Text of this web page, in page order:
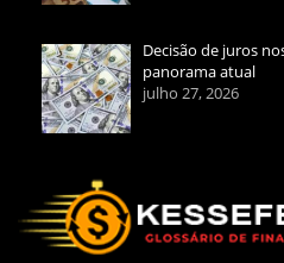
Decisão de juros
panorama atual
julho 27, 2026